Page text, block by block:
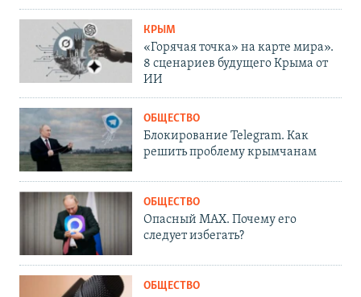
КРЫМ
«Горячая точка» на карте мира».
8 сценариев будущего Крыма от
ИИ
ОБЩЕСТВО
Блокирование Telegram. Как
решить проблему крымчанам
ОБЩЕСТВО
Опасный MAX. Почему его
следует избегать?
ОБЩЕСТВО